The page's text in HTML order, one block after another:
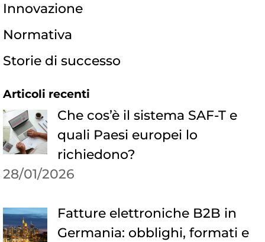
Innovazione
Normativa
Storie di successo
Articoli recenti
Che cos’è il sistema SAF-T e
quali Paesi europei lo
richiedono?
28/01/2026
Fatture elettroniche B2B in
Germania: obblighi, formati e